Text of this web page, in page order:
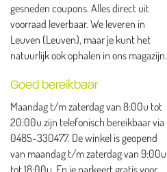
gesneden coupons. Alles direct uit
voorraad leverbaar. We leveren in
Leuven (Leuven), maar je kunt het
natuurlijk ook ophalen in ons magazijn.
Goed bereikbaar
Maandag t/m zaterdag van 8:00u tot
20:00u zijn telefonisch bereikbaar via
0485-330477. De winkel is geopend
van maandag t/m zaterdag van 9:00u